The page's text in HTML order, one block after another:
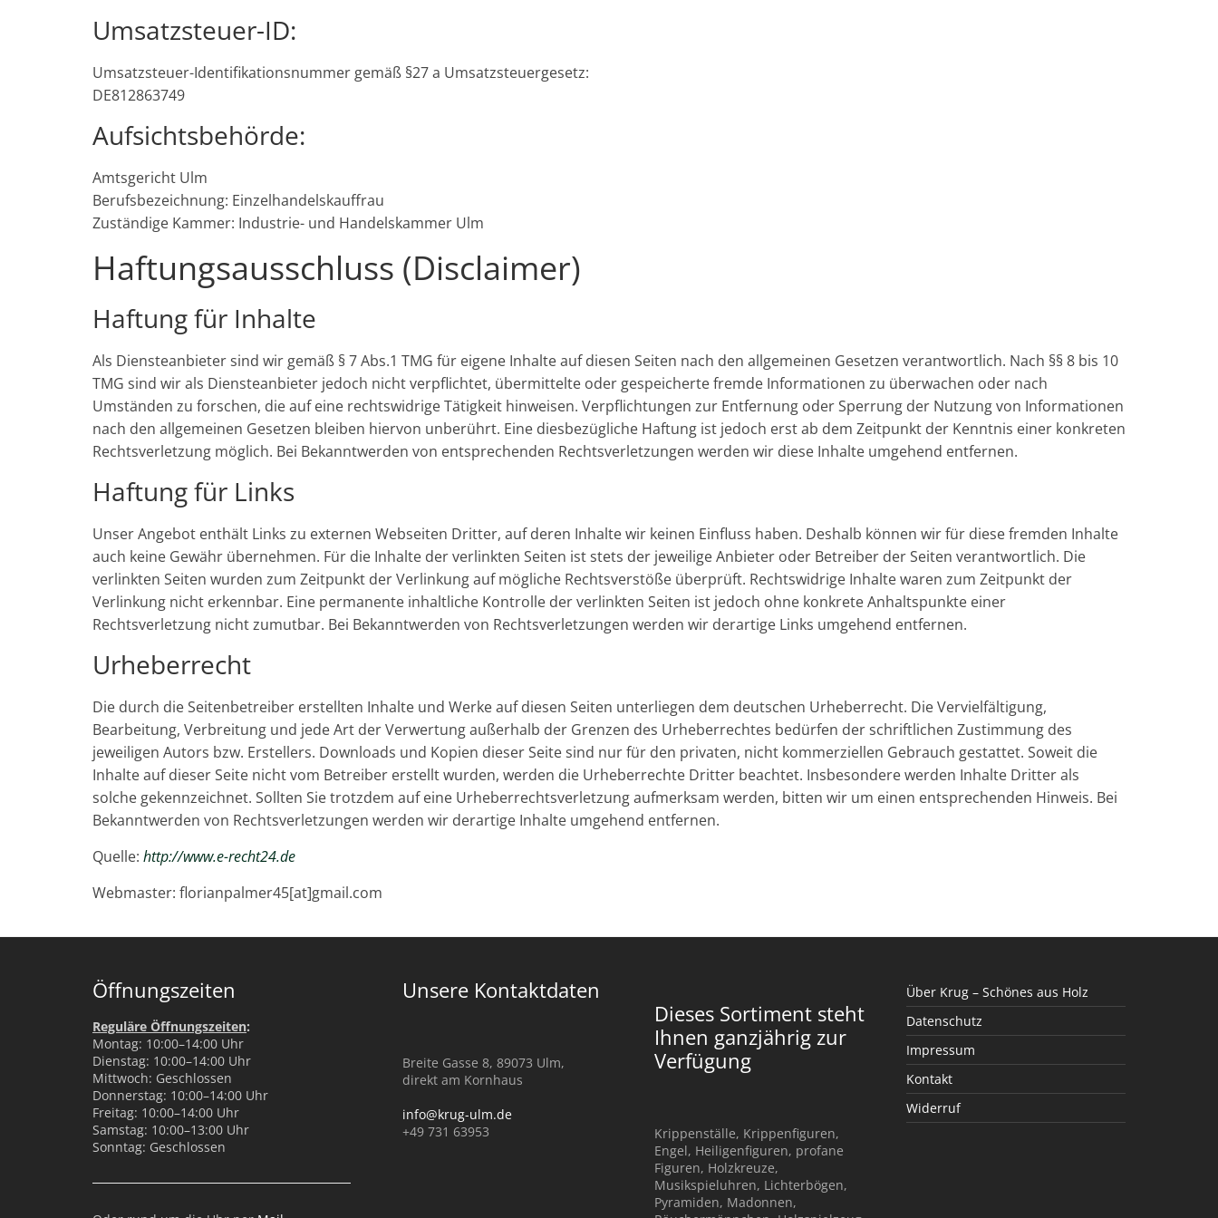
Umsatzsteuer-ID:
Umsatzsteuer-Identifikationsnummer gemäß §27 a Umsatzsteuergesetz:
DE812863749
Aufsichtsbehörde:
Amtsgericht Ulm
Berufsbezeichnung: Einzelhandelskauffrau
Zuständige Kammer: Industrie- und Handelskammer Ulm
Haftungsausschluss (Disclaimer)
Haftung für Inhalte
Als Diensteanbieter sind wir gemäß § 7 Abs.1 TMG für eigene Inhalte auf diesen Seiten nach den allgemeinen Gesetzen verantwortlich. Nach §§ 8 bis 10
TMG sind wir als Diensteanbieter jedoch nicht verpflichtet, übermittelte oder gespeicherte fremde Informationen zu überwachen oder nach
Umständen zu forschen, die auf eine rechtswidrige Tätigkeit hinweisen. Verpflichtungen zur Entfernung oder Sperrung der Nutzung von Informationen
nach den allgemeinen Gesetzen bleiben hiervon unberührt. Eine diesbezügliche Haftung ist jedoch erst ab dem Zeitpunkt der Kenntnis einer konkreten
Rechtsverletzung möglich. Bei Bekanntwerden von entsprechenden Rechtsverletzungen werden wir diese Inhalte umgehend entfernen.
Haftung für Links
Unser Angebot enthält Links zu externen Webseiten Dritter, auf deren Inhalte wir keinen Einfluss haben. Deshalb können wir für diese fremden Inhalte
auch keine Gewähr übernehmen. Für die Inhalte der verlinkten Seiten ist stets der jeweilige Anbieter oder Betreiber der Seiten verantwortlich. Die
verlinkten Seiten wurden zum Zeitpunkt der Verlinkung auf mögliche Rechtsverstöße überprüft. Rechtswidrige Inhalte waren zum Zeitpunkt der
Verlinkung nicht erkennbar. Eine permanente inhaltliche Kontrolle der verlinkten Seiten ist jedoch ohne konkrete Anhaltspunkte einer
Rechtsverletzung nicht zumutbar. Bei Bekanntwerden von Rechtsverletzungen werden wir derartige Links umgehend entfernen.
Urheberrecht
Die durch die Seitenbetreiber erstellten Inhalte und Werke auf diesen Seiten unterliegen dem deutschen Urheberrecht. Die Vervielfältigung,
Bearbeitung, Verbreitung und jede Art der Verwertung außerhalb der Grenzen des Urheberrechtes bedürfen der schriftlichen Zustimmung des
jeweiligen Autors bzw. Erstellers. Downloads und Kopien dieser Seite sind nur für den privaten, nicht kommerziellen Gebrauch gestattet. Soweit die
Inhalte auf dieser Seite nicht vom Betreiber erstellt wurden, werden die Urheberrechte Dritter beachtet. Insbesondere werden Inhalte Dritter als
solche gekennzeichnet. Sollten Sie trotzdem auf eine Urheberrechtsverletzung aufmerksam werden, bitten wir um einen entsprechenden Hinweis. Bei
Bekanntwerden von Rechtsverletzungen werden wir derartige Inhalte umgehend entfernen.
Quelle: http://www.e-recht24.de
Webmaster: florianpalmer45[at]gmail.com
Öffnungszeiten
Reguläre Öffnungszeiten:
Montag: 10:00–14:00 Uhr
Dienstag: 10:00–14:00 Uhr
Mittwoch: Geschlossen
Donnerstag: 10:00–14:00 Uhr
Freitag: 10:00–14:00 Uhr
Samstag: 10:00–13:00 Uhr
Sonntag: Geschlossen
Unsere Kontaktdaten
Breite Gasse 8, 89073 Ulm,
direkt am Kornhaus
info@krug-ulm.de
+49 731 63953
Dieses Sortiment steht
Ihnen ganzjährig zur
Verfügung
Krippenställe, Krippenfiguren,
Engel, Heiligenfiguren, profane
Figuren, Holzkreuze,
Musikspieluhren, Lichterbögen,
Pyramiden, Madonnen,
Über Krug – Schönes aus Holz
Datenschutz
Impressum
Kontakt
Widerruf